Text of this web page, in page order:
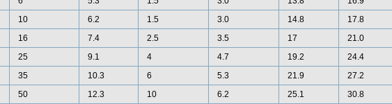
10 6.2 1.5 3.0 14.8 17.8
16 7.4 2.5 3.5 17 21.0
25 9.1 4 4.7 19.2 24.4
35 10.3 6 5.3 21.9 27.2
50 12.3 10 6.2 25.1 30.8